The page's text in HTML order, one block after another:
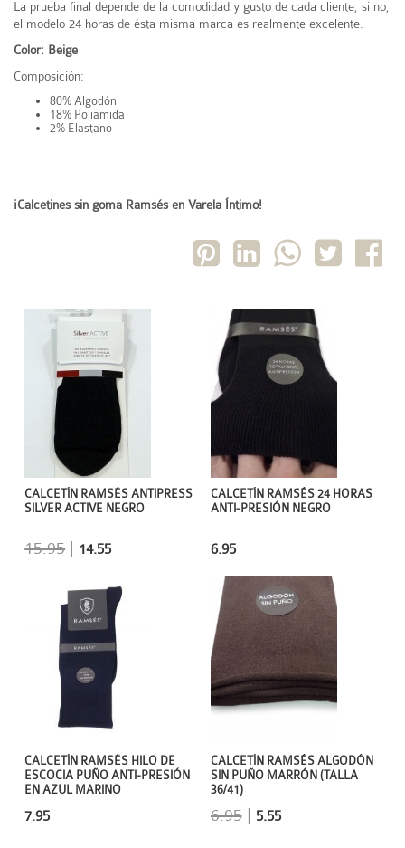
La prueba final depende de la comodidad y gusto de cada cliente, si no,
el modelo 24 horas de ésta misma marca es realmente excelente.
Color: Beige
Composición:
80% Algodón
18% Poliamida
2% Elastano
¡Calcetines sin goma Ramsés en Varela Íntimo!
CALCETÍN RAMSÉS 24 HORAS
ANTI-PRESIÓN NEGRO
6.95
CALCETÍN RAMSÉS ANTIPRESS
SILVER ACTIVE NEGRO
15.95 14.55
CALCETÍN RAMSÉS ALGODÓN
SIN PUÑO MARRÓN (TALLA
36/41)
6.95| 5.55
CALCETÍN RAMSÉS HILO DE
ESCOCIA PUÑO ANTI-PRESIÓN
EN AZUL MARINO
7.95